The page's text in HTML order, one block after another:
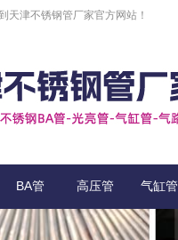
天津不锈钢管厂家官方网站！
BA管 高压管 气缸管